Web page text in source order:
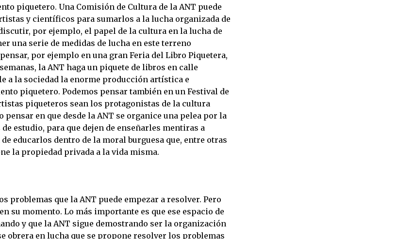
piquetero. Una Comisión de Cultura de la ANT puede
y científicos para sumarlos a la lucha organizada de
por ejemplo, el papel de la cultura en la lucha de
una serie de medidas de lucha en este terreno
por ejemplo en una gran Feria del Libro Piquetera,
la ANT haga un piquete de libros en calle
a la sociedad la enorme producción artística e
piquetero. Podemos pensar también en un Festival de
piqueteros sean los protagonistas de la cultura
pensar en que desde la ANT se organice una pelea por la
estudio, para que dejen de enseñarles mentiras a
educarlos dentro de la moral burguesa que, entre otras
la propiedad privada a la vida misma.
problemas que la ANT puede empezar a resolver. Pero
su momento. Lo más importante es que ese espacio de
y que la ANT sigue demostrando ser la organización
obrera en lucha que se propone resolver los problemas